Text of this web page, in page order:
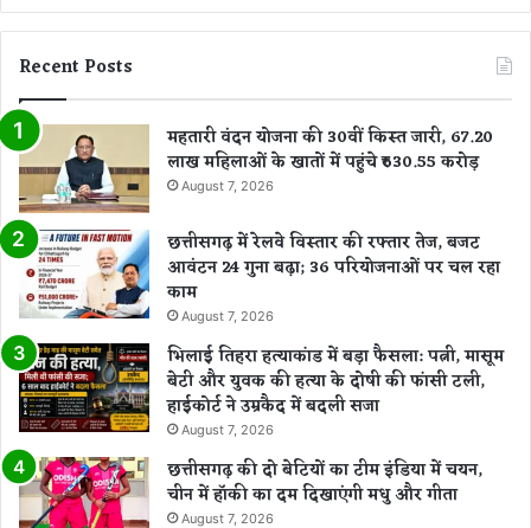
Recent Posts
महतारी वंदन योजना की 30वीं किस्त जारी, 67.20
लाख महिलाओं के खातों में पहुंचे ₹630.55 करोड़
August 7, 2026
छत्तीसगढ़ में रेलवे विस्तार की रफ्तार तेज, बजट
आवंटन 24 गुना बढ़ा; 36 परियोजनाओं पर चल रहा
काम
August 7, 2026
भिलाई तिहरा हत्याकांड में बड़ा फैसला: पत्नी, मासूम
बेटी और युवक की हत्या के दोषी की फांसी टली,
हाईकोर्ट ने उम्रकैद में बदली सजा
August 7, 2026
छत्तीसगढ़ की दो बेटियों का टीम इंडिया में चयन,
चीन में हॉकी का दम दिखाएंगी मधु और गीता
August 7, 2026